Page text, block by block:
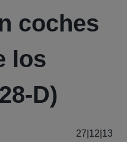
coches
los
D)
27|12|13